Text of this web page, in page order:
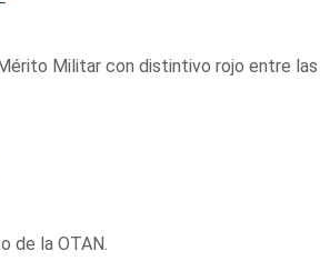
Militar con distintivo rojo entre las
de la OTAN.